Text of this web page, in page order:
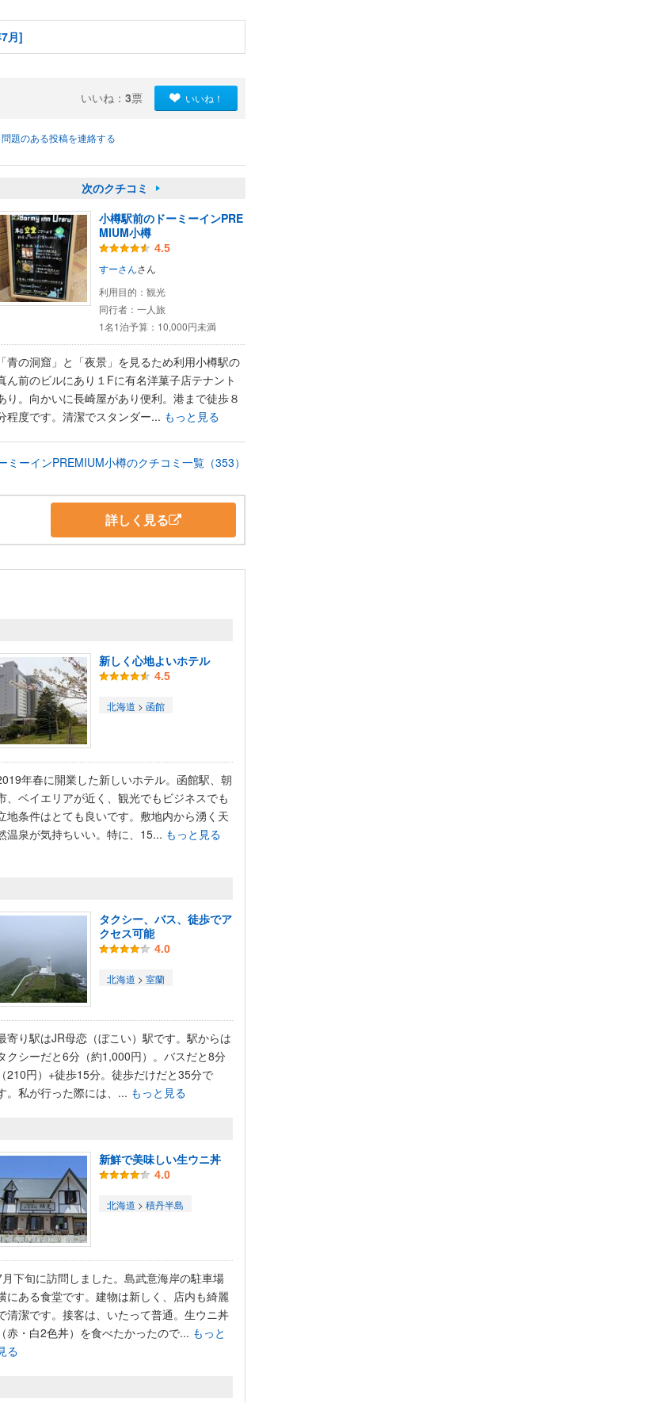
月]
いいね： 3票 いいね！
問題のある投稿を連絡する
次のクチコミ
小樽駅前のドーミーインPRE
MIUM小樽
4.5
すーさんさん
利用目的： 観光
同行者： 一人旅
1名1泊予算： 10,000円未満
「青の洞窟」と「夜景」を見るため利用小樽駅の
ん前のビルにあり１Fに有名洋菓子店テナント
り。向かいに長崎屋があり便利。港まで徒歩８
程度です。清潔でスタンダー... もっと見る
ミーインPREMIUM小樽のクチコミ一覧（353）
詳しく見る
新しく心地よいホテル
4.5
北海道 > 函館
年春に開業した新しいホテル。函館駅、朝
、ベイエリアが近く、観光でもビジネスでも
地条件はとても良いです。敷地内から湧く天
温泉が気持ちいい。特に、15... もっと見る
タクシー、バス、徒歩でア
クセス可能
4.0
北海道 > 室蘭
寄り駅はJR母恋（ぼこい）駅です。駅からは
クシーだと6分（約1,000円）。バスだと8分
（210円）+徒歩15分。徒歩だけだと35分で
。私が行った際には、... もっと見る
新鮮で美味しい生ウニ丼
4.0
北海道 > 積丹半島
下旬に訪問しました。島武意海岸の駐車場
にある食堂です。建物は新しく、店内も綺麗
清潔です。接客は、いたって普通。生ウニ丼
（赤・白2色丼）を食べたかったので... もっと
る